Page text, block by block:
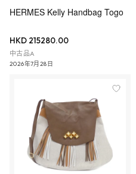
HERMES Kelly Handbag Togo
HKD 215280.00
中古品A
2026年7月28日